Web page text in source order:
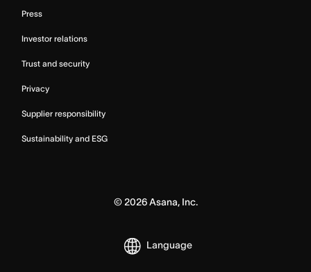
Press
Investor relations
Trust and security
Privacy
Supplier responsibility
Sustainability and ESG
© 2026Asana, Inc.
Language